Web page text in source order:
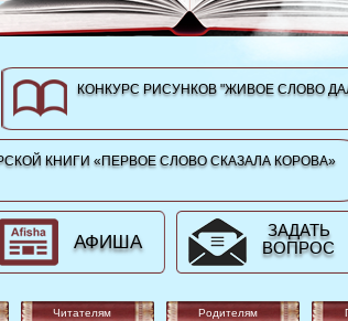
КОНКУРС РИСУНКОВ "ЖИВОЕ СЛОВО
КНИГИ «ПЕРВОЕ СЛОВО СКАЗАЛА КОРОВА»
АФИША
ЗАДАТЬ
ВОПРОС
Читателям Родителям